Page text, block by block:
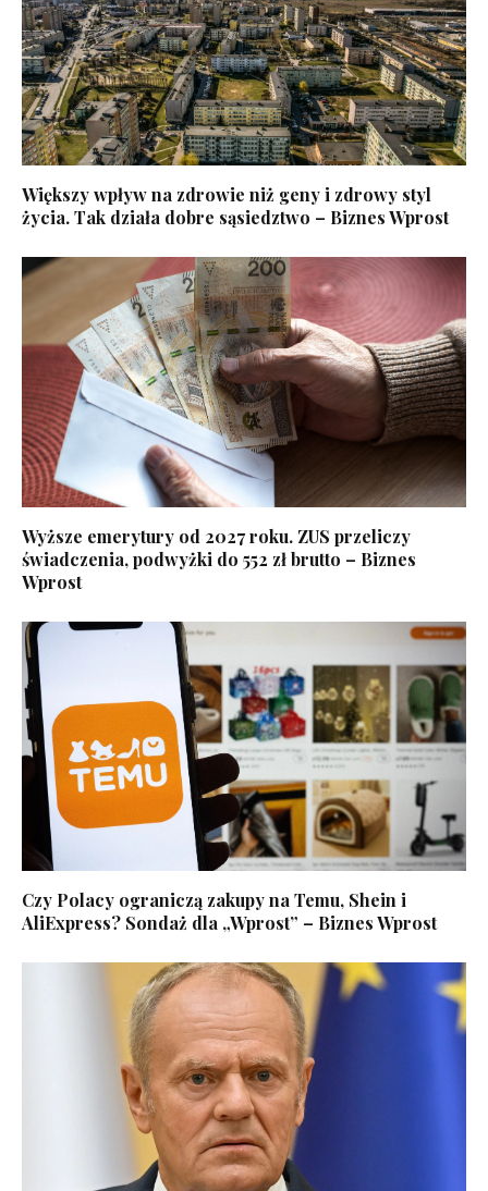
Większy wpływ na zdrowie niż geny i zdrowy styl
życia. Tak działa dobre sąsiedztwo – Biznes Wprost
Wyższe emerytury od 2027 roku. ZUS przeliczy
świadczenia, podwyżki do 552 zł brutto – Biznes
Wprost
Czy Polacy ograniczą zakupy na Temu, Shein i
AliExpress? Sondaż dla „Wprost” – Biznes Wprost